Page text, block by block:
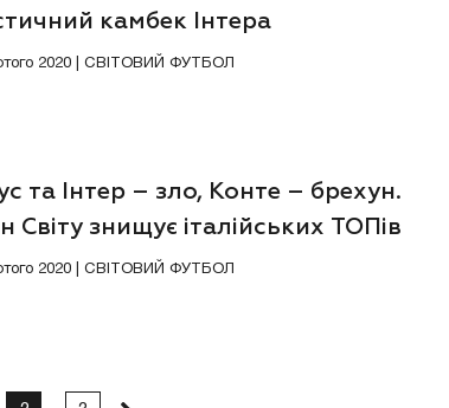
камбек Інтера
2020 | СВІТОВИЙ ФУТБОЛ
та Інтер – зло, Конте – брехун.
Світу знищує італійських ТОПів
2020 | СВІТОВИЙ ФУТБОЛ